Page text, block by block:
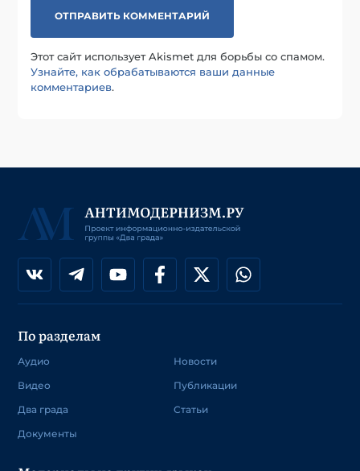
Этот сайт использует Akismet для борьбы со спамом.
Узнайте, как обрабатываются ваши данные
комментариев.
По разделам
Аудио
Видео
Два града
Документы
Новости
Публикации
Статьи